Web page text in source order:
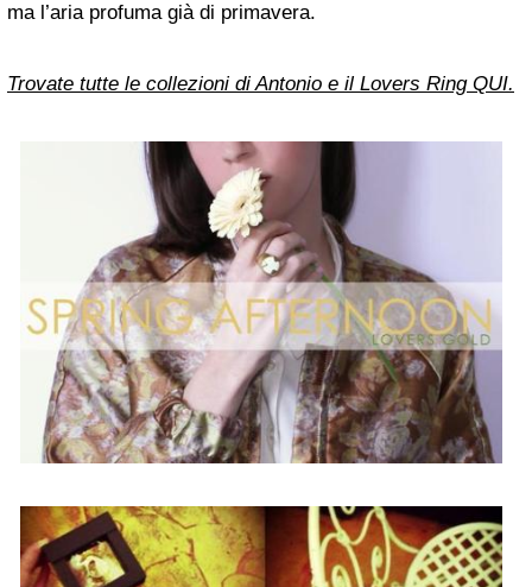
ma l’aria profuma già di primavera.
Trovate tutte le collezioni di Antonio e il Lovers Ring QUI.